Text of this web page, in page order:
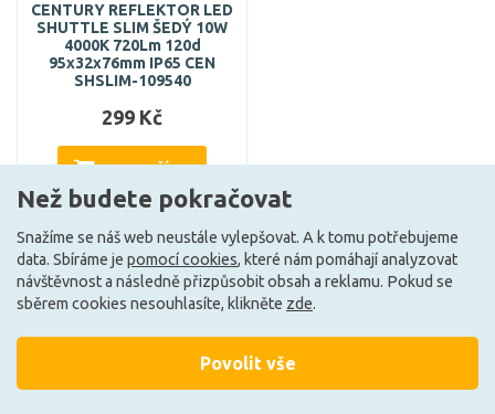
CENTURY REFLEKTOR LED
SHUTTLE SLIM ŠEDÝ 10W
4000K 720Lm 120d
95x32x76mm IP65 CEN
SHSLIM-109540
299 Kč
DO KOŠÍKU
Může být u Vás 19. 8.
Ze stejné kolekce
Než budete pokračovat
Snažíme se náš web neustále vylepšovat. A k tomu potřebujeme
data. Sbíráme je pomocí cookies, které nám pomáhají analyzovat
návštěvnost a následně přizpůsobit obsah a reklamu. Pokud se
sběrem cookies nesouhlasíte, klikněte zde.
Povolit vše